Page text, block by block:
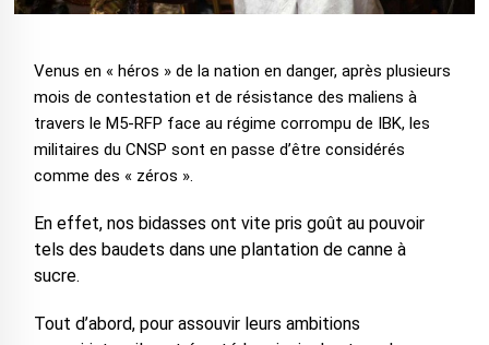
Venus en « héros » de la nation en danger, après plusieurs
mois de contestation et de résistance des maliens à
travers le M5-RFP face au régime corrompu de IBK, les
militaires du CNSP sont en passe d’être considérés
comme des « zéros ».
En effet, nos bidasses ont vite pris goût au pouvoir
tels des baudets dans une plantation de canne à
sucre.
Tout d’abord, pour assouvir leurs ambitions